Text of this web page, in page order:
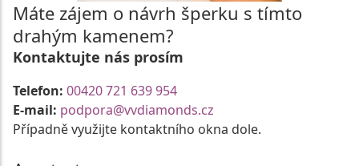
Máte zájem o návrh šperku s tímto
drahým kamenem?
Kontaktujte nás prosím
Telefon: 00420 721 639 954
E-mail: podpora@vvdiamonds.cz
Případně využijte kontaktního okna dole.